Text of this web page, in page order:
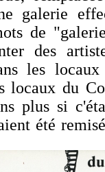
galerie
de
des
les
locaux du
plus si
été